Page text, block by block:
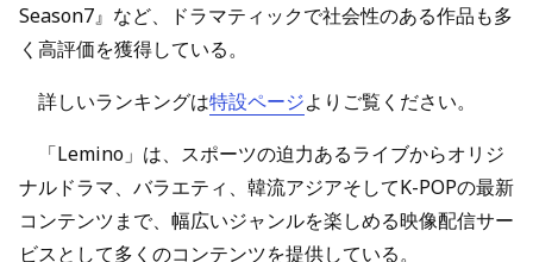
Season7』など、ドラマティックで社会性のある作品も多
く高評価を獲得している。
詳しいランキングは特設ページよりご覧ください。
「Lemino」は、スポーツの迫力あるライブからオリジ
ナルドラマ、バラエティ、韓流アジアそしてK-POPの最新
コンテンツまで、幅広いジャンルを楽しめる映像配信サー
ビスとして多くのコンテンツを提供している。